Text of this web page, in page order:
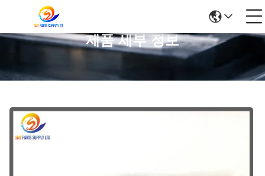
제품 세부 정보